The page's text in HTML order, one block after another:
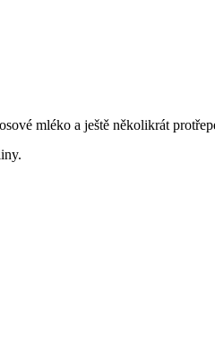
mléko a ještě několikrát